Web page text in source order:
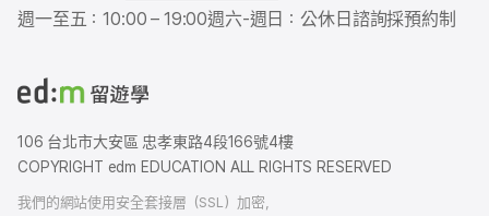
o
e
r
週一至五：10:00 – 19:00週六-週日：公休日 諮詢採預約制
106 台北市大安區 忠孝東路4段166號4樓
COPYRIGHT edm EDUCATION ALL RIGHTS RESERVED
我們的網站使用安全套接層（SSL）加密，